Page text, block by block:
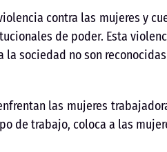
contra las mujeres y
de poder. Esta
sociedad no son
las mujeres
de trabajo, coloca a las